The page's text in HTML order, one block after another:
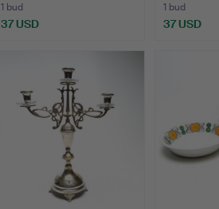
1 bud
37 USD
1 bud
37 USD